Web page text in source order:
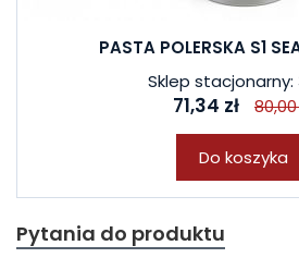
PASTA POLERSKA S1
Sklep stacjonarny:
71,34 zł 80,00
Do koszyka
Pytania do produktu